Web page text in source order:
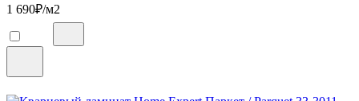
1 690₽/м2